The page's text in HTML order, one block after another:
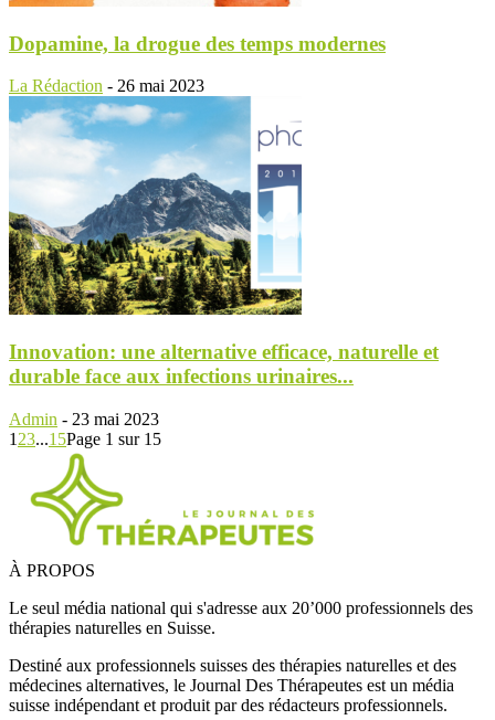
Dopamine, la drogue des temps modernes
La Rédaction - 26 mai 2023
Innovation: une alternative efficace, naturelle et
durable face aux infections urinaires...
Admin - 23 mai 2023
1 23...15Page 1 sur 15
À PROPOS
Le seul média national qui s'adresse aux 20’000 professionnels des
thérapies naturelles en Suisse.
Destiné aux professionnels suisses des thérapies naturelles et des
médecines alternatives, le Journal Des Thérapeutes est un média
suisse indépendant et produit par des rédacteurs professionnels.